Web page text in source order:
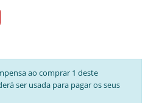
ao comprar 1 deste
ser usada para pagar os seus